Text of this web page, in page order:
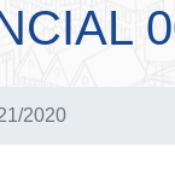
2020